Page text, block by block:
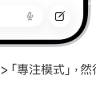
>「專注模式」，